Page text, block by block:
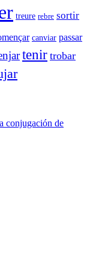
treure rebre sortir
canviar passar
tenir trobar
conjugación de